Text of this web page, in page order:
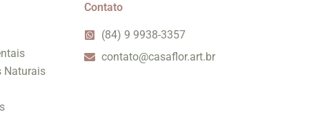
Naturais
Contato
(84) 9 9938-3357
contato@casaflor.art.br